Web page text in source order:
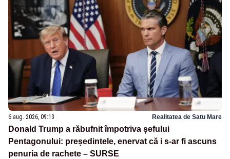
6 aug. 2026, 09:13 Realitatea de Satu Mare
Donald Trump a răbufnit împotriva șefului
Pentagonului: președintele, enervat că i s-ar fi ascuns
penuria de rachete – SURSE